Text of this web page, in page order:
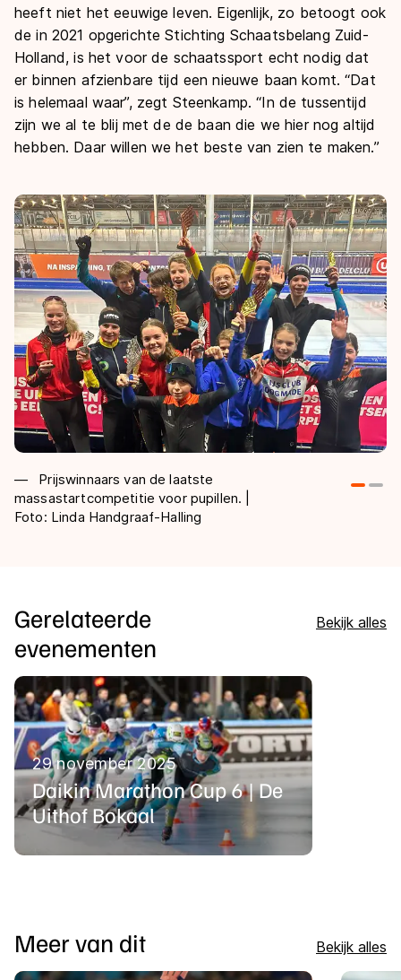
heeft niet het eeuwige leven. Eigenlijk, zo betoogt ook
de in 2021 opgerichte Stichting Schaatsbelang Zuid-
Holland, is het voor de schaatssport echt nodig dat
er binnen afzienbare tijd een nieuwe baan komt. “Dat
is helemaal waar”, zegt Steenkamp. “In de tussentijd
zijn we al te blij met de de baan die we hier nog altijd
hebben. Daar willen we het beste van zien te maken.”
Prijswinnaars van de laatste
massastartcompetitie voor pupillen. |
Foto: Linda Handgraaf-Halling
Gerelateerde
evenementen
Bekijk alles
29 november 2025
Daikin Marathon Cup 6 | De
Uithof Bokaal
Meer van dit Bekijk alles